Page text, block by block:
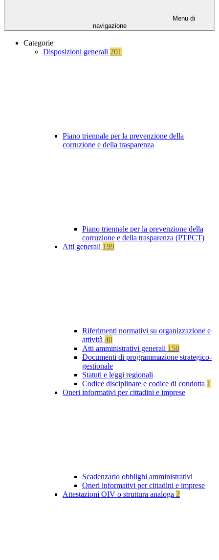
Menu di
navigazione
Categorie
Disposizioni generali 201
Piano triennale per la prevenzione della
corruzione e della trasparenza
Piano triennale per la prevenzione della
corruzione e della trasparenza (PTPCT)
Atti generali 199
Riferimenti normativi su organizzazione e
attività 40
Atti amministrativi generali 150
Documenti di programmazione strategico-
gestionale
Statuti e leggi regionali
Codice disciplinare e codice di condotta 1
Oneri informativi per cittadini e imprese
Scadenzario obblighi amministrativi
Oneri informativi per cittadini e imprese
Attestazioni OIV o struttura analoga 2